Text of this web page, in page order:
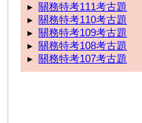
▸ 關務特考111考古題
▸ 關務特考110考古題
▸ 關務特考109考古題
▸ 關務特考108考古題
▸ 關務特考107考古題